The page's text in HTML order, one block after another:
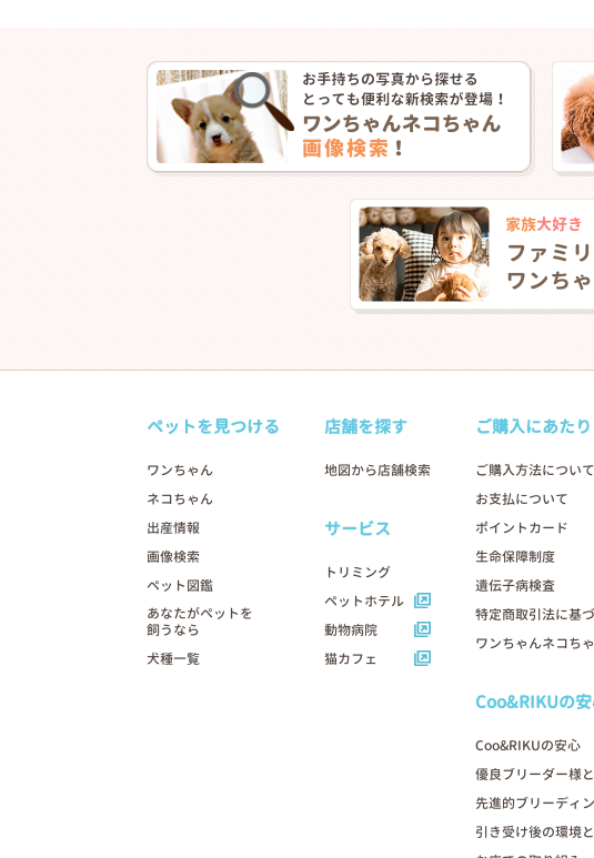
ペットを見つける
ワンちゃん
ネコちゃん
出産情報
画像検索
ペット図鑑
あなたがペットを
飼うなら
犬種一覧
店舗を探す
地図から店舗検索
サービス
トリミング
ペットホテル
動物病院
猫カフェ
ご購入にあたり
ご購入方法について
お支払について
ポイントカード
生命保障制度
遺伝子病検査
特定商取引法に基
ワンちゃんネコち
Coo&RIKUの
Coo&RIKUの安心
優良ブリーダー様
先進的ブリーディ
引き受け後の環境